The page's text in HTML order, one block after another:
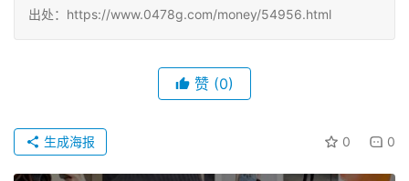
出处：https://www.0478g.com/money/54956.html
赞 (0)
0 0
生成海报